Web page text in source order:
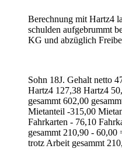
Berechnung mit Hartz4
schulden aufgebrummt
KG und abzüglich
Sohn 18J. Gehalt netto
Hartz4 127,38 Hartz4
gesammt 602,00
Mietanteil -315,00
Fahrkarten - 76,10
gesammt 210,90 -
trotz Arbeit gesammt